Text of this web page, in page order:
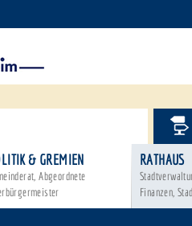
& GREMIEN
Abgeordnete
RATHAUS
Finanzen,